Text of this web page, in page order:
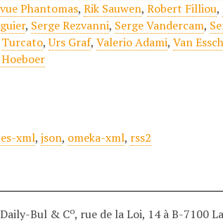
Phantomas,Rik Sauwen,Robert Filliou,
, Serge Rezvanni, Serge Vandercam,
Turcato,Urs Graf,Valerio Adami,Van
xml,json, omeka-xml, rss2
Bul & Co, rue de la Loi, 14 à B-7100